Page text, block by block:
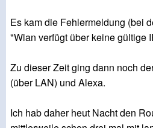
Es kam die Fehlermeldung (bei
"Wlan verfügt über keine gültige
Zu dieser Zeit ging dann noch
(über LAN) und Alexa.
Ich hab daher heut Nacht den